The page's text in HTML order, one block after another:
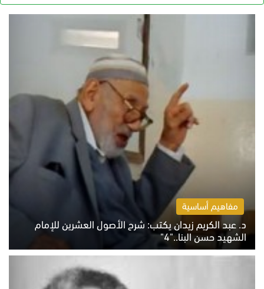
مفاهيم أساسية
د. عبد الكريم زيدان يكتب: شرح الأصول العشرين للإمام
الشهيد حسن البنا.."4"
الخميس 6 أغسطس 2026 10:27 ص